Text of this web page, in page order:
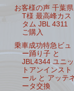
お客様の声 千葉県
T様 最高峰カス
タム JBL 4311
ご購入
乗車成功特急ビュ
ー踊り子 と
JBL4344 ユニッ
トアンインスト
ール と アッテ
ータ交換